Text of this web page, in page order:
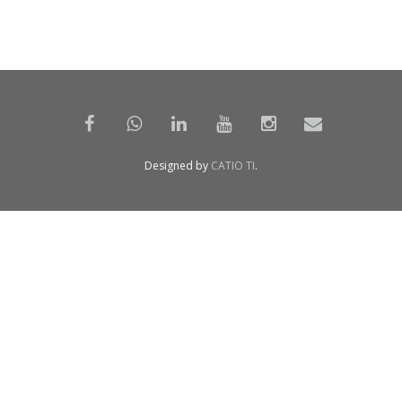
Designed by CATIO TI.